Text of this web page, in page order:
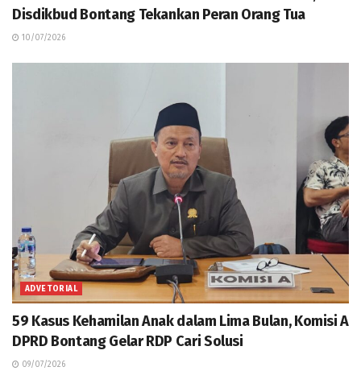
Disdikbud Bontang Tekankan Peran Orang Tua
10/07/2026
ADVETORIAL
59 Kasus Kehamilan Anak dalam Lima Bulan, Komisi A
DPRD Bontang Gelar RDP Cari Solusi
09/07/2026